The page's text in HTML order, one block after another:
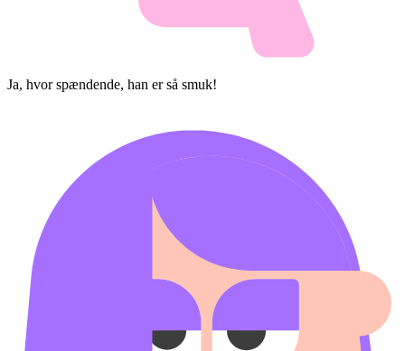
Ja, hvor spændende, han er så smuk!